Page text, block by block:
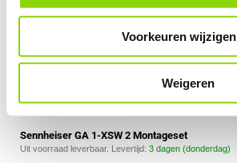
Voorkeuren wijzigen
Weigeren
Sennheiser HD 300 PROTect Bedraad Zwart
Sennheiser GA 1-XSW 2 Montageset
Uit voorraad leverbaar. Levertijd: 3 dagen (donderdag)